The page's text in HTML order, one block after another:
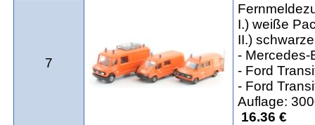
7
I.) weiße
II.)
- Mercedes-
- Ford
- Ford
Auflage:
16.36 €